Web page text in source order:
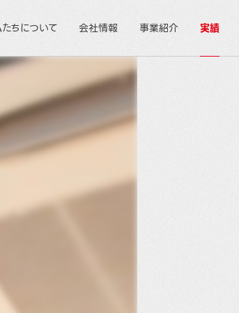
ちについて 会社情報 事業紹介 実績